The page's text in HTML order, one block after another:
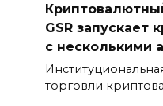
GSR запускает
с несколькими
торговли